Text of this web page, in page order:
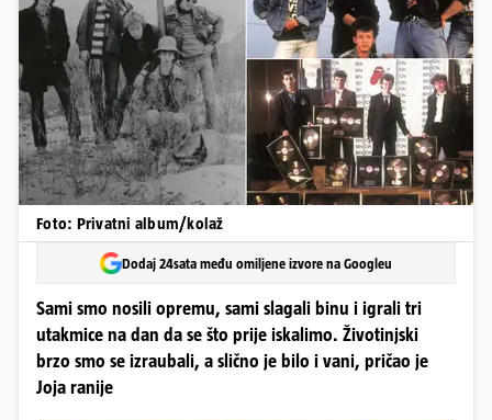
Foto: Privatni album/kolaž
Dodaj 24sata među omiljene izvore na Googleu
Sami smo nosili opremu, sami slagali binu i igrali tri
utakmice na dan da se što prije iskalimo. Životinjski
brzo smo se izraubali, a slično je bilo i vani, pričao je
Joja ranije